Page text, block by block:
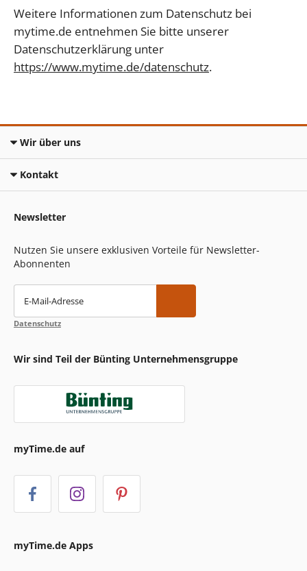
Weitere Informationen zum Datenschutz bei
mytime.de entnehmen Sie bitte unserer
Datenschutzerklärung unter
https://www.mytime.de/datenschutz.
Wir über uns
Kontakt
Newsletter
Nutzen Sie unsere exklusiven Vorteile für Newsletter-
Abonnenten
E-Mail-Adresse
Datenschutz
Wir sind Teil der Bünting Unternehmensgruppe
myTime.de auf
myTime.de Apps